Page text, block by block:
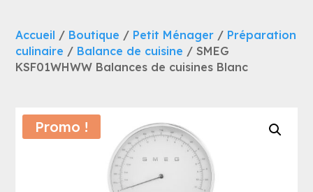
Accueil / Boutique / Petit Ménager / Préparation
culinaire / Balance de cuisine / SMEG
KSF01WHWW Balances de cuisines Blanc
Promo !